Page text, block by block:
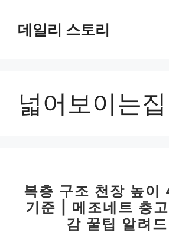
데일리 스토리
넓어보이는집
복층 구조 천장 높
기준 | 메조네트 층
감 꿀팁 알려